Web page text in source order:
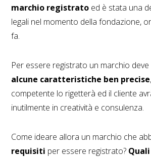
marchio registrato ed è stata una
legali nel momento della fondazione,
fa.
Per essere registrato un marchio
alcune caratteristiche ben precise
competente lo rigetterà ed il cliente
inutilmente in creatività e consulenza.
Come ideare allora un marchio che
requisiti per essere registrato?